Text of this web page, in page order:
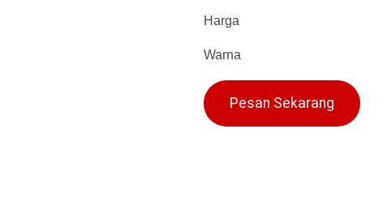
Harga
Warna
Pesan Sekarang